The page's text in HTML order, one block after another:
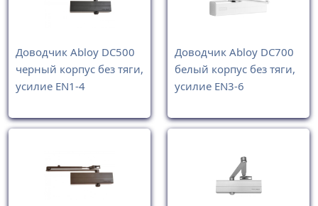
Доводчик Abloy DC500
черный корпус без тяги,
усилие EN1-4
Доводчик Abloy DC700
белый корпус без тяги,
усилие EN3-6